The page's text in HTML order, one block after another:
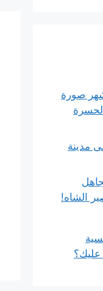
صورة
مدينة
الشاه!
عليك؟